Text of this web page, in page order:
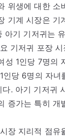
위생에 대한 소
기계 시장은 기
아기 기저귀는
기저귀 포장
성 1인당 7명의
인당 6명의 자
다. 아기 기저귀
증가는 특히 개
장 지리적 점유